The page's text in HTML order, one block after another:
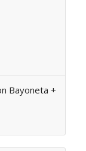
Bayoneta +